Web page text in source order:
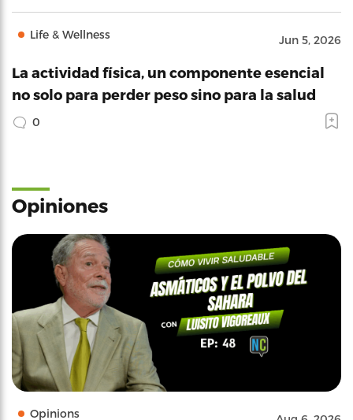
Life & Wellness Jun 5, 2026
La actividad física, un componente esencial
no solo para perder peso sino para la salud
0
Opiniones
Opinions